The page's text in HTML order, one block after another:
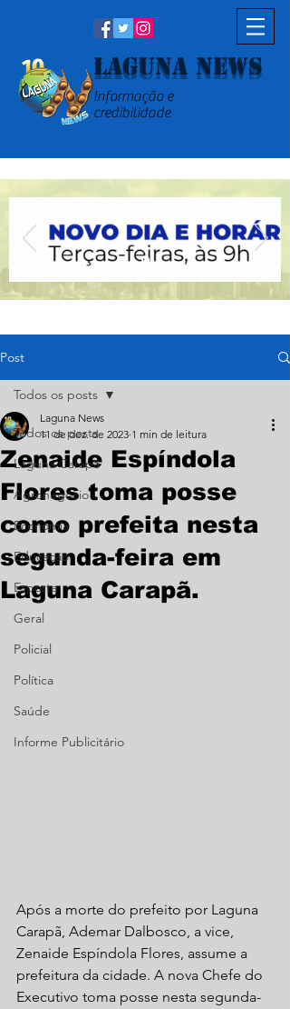
Laguna News
Informação e
credibilidade
Post
Todos os posts
Laguna Carapã
Agronegócio
Economia
Educação
Esporte
Geral
Policial
Política
Saúde
Informe Publicitário
Todos os posts
Zenaide Espíndola
Flores toma posse
como prefeita nesta
segunda-feira em
Laguna Carapã.
Laguna News
11 de dez. de 2023 1 min de leitura
Após a morte do prefeito por Laguna
Carapã, Ademar Dalbosco, a vice,
Zenaide Espíndola Flores, assume a
prefeitura da cidade. A nova Chefe do
Executivo toma posse nesta segunda-